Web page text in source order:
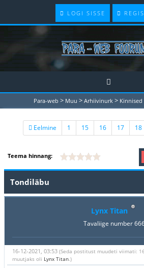
LOGI SISSE
Para-web > Muu > Arhiivinurk > Kinnised
Eelmine 1 15 16 17 18
Teema hinnang:
Tondiläbu
Lynx Titan
Tavaliige number
16-12-2021, 03:53 (Seda postitust muudeti viimati:
muutjaks oli Lynx Titan.)